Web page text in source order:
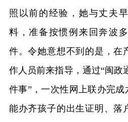
照以前的经验，她与丈夫
料，准备按惯例来回奔波
件。令她意想不到的是，在
作人员前来指导，通过“闽政
件事”，一次性网上联办完
能办齐孩子的出生证明、落